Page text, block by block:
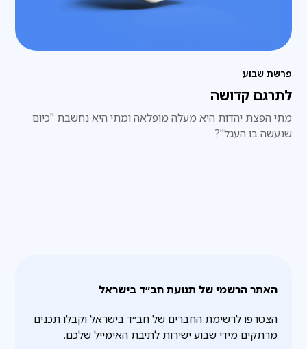
פרשת שבוע
לתרגם קדושה
מתי הפצת יהדות היא מעלה מופלאה ומתי היא נחשבת "כיום
שנעשה בו העגל"?
האתר הרשמי של תנועת חב״ד בישראל
הצטרפו לרשימת החברים של חב״ד בישראל וקבלו תכנים
מרתקים מידי שבוע ישירות לתיבת האימייל שלכם.